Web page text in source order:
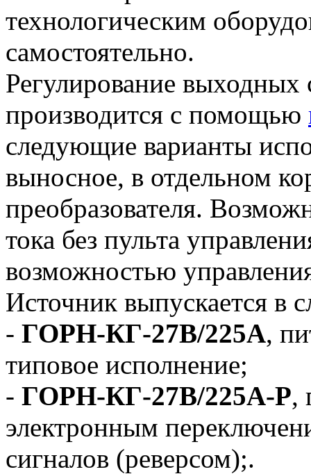
технологическим
самостоятельно.
Регулирование выходных
производится с помощью
следующие варианты
выносное, в отдельном
преобразователя.
тока без пульта
возможностью
Источник выпускается
- ГОРН-КГ-27В/225А,
типовое исполнение;
- ГОРН-КГ-27В/225А-Р,
электронным
сигналов (реверсом);.